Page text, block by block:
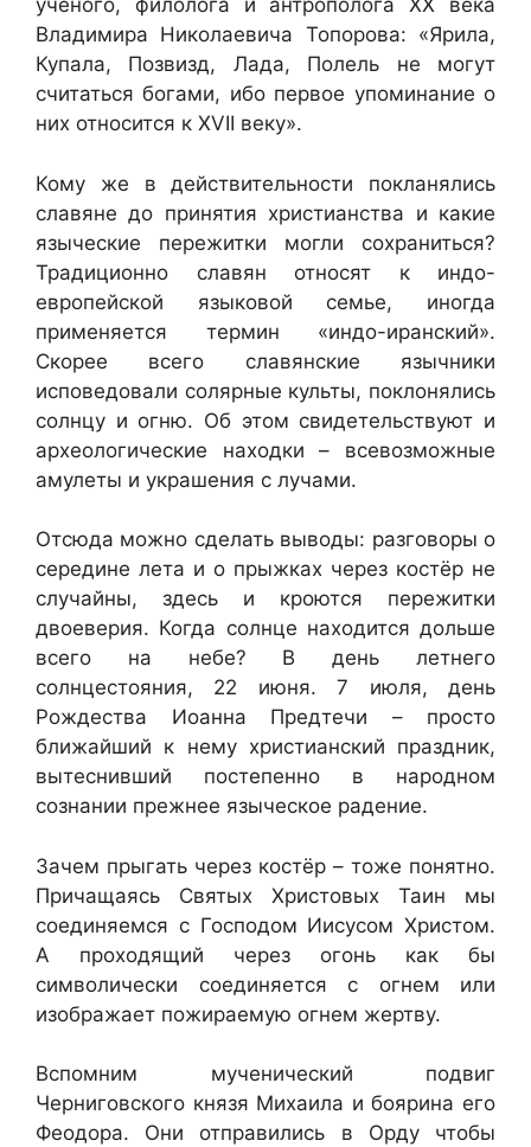
учёного, филолога и антрополога ХХ века
Владимира Николаевича Топорова: «Ярила,
Купала, Позвизд, Лада, Полель не могут
считаться богами, ибо первое упоминание о
них относится к XVII веку».
Кому же в действительности покланялись
славяне до принятия христианства и какие
языческие пережитки могли сохраниться?
Традиционно славян относят к индо-
европейской языковой семье, иногда
применяется термин «индо-иранский».
Скорее всего славянские язычники
исповедовали солярные культы, поклонялись
солнцу и огню. Об этом свидетельствуют и
археологические находки – всевозможные
амулеты и украшения с лучами.
Отсюда можно сделать выводы: разговоры о
середине лета и о прыжках через костёр не
случайны, здесь и кроются пережитки
двоеверия. Когда солнце находится дольше
всего на небе? В день летнего
солнцестояния, 22 июня. 7 июля, день
Рождества Иоанна Предтечи – просто
ближайший к нему христианский праздник,
вытеснивший постепенно в народном
сознании прежнее языческое радение.
Зачем прыгать через костёр – тоже понятно.
Причащаясь Святых Христовых Таин мы
соединяемся с Господом Иисусом Христом.
А проходящий через огонь как бы
символически соединяется с огнем или
изображает пожираемую огнем жертву.
Вспомним мученический подвиг
Черниговского князя Михаила и боярина его
Феодора. Они отправились в Орду чтобы